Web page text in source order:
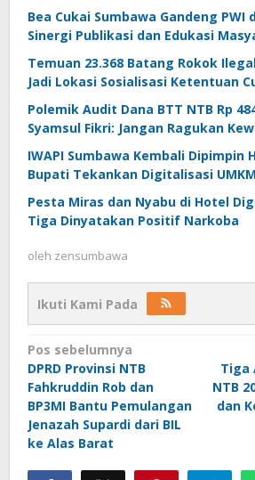
Bea Cukai Sumbawa Gandeng PWI
Sinergi Publikasi dan Edukasi
Temuan 23.368 Batang Rokok
Jadi Lokasi Sosialisasi Ketentuan
Polemik Audit Dana BTT NTB Rp
Syamsul Fikri: Jangan Ragukan
IWAPI Sumbawa Kembali Dipimpin
Bupati Tekankan Digitalisasi UMKM
Pesta Miras dan Nyabu di Hotel
Tiga Dinyatakan Positif Narkoba
oleh zensumbawa
Ikuti Kami Pada
Navigasi
pos
Pos sebelumnya
DPRD Provinsi NTB
Fahkruddin Rob dan
BP3MI Bantu Pemulangan
Jenazah Supardi dari BIL
ke Alas Barat
Tiga
NTB
dan